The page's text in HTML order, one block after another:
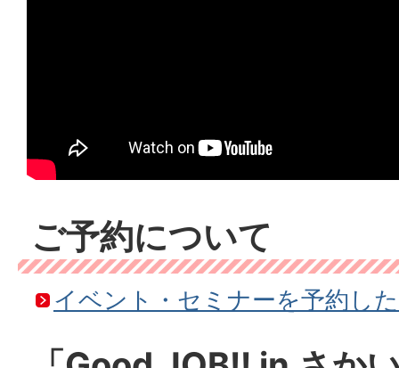
ご予約について
イベント・セミナーを予約し